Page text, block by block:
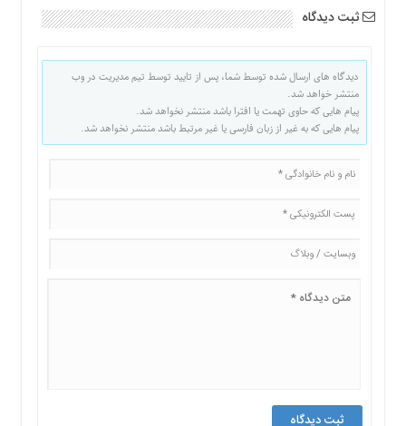
ثبت دیدگاه
دیدگاه های ارسال شده توسط شما، پس از تایید توسط تیم مدیریت در وب
منتشر خواهد شد.
پیام هایی که حاوی تهمت یا افترا باشد منتشر نخواهد شد.
پیام هایی که به غیر از زبان فارسی یا غیر مرتبط باشد منتشر نخواهد شد.